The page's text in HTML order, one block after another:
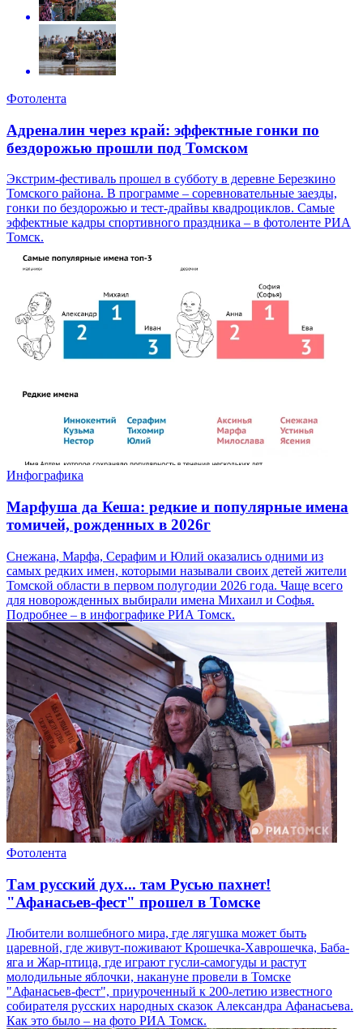
Фотолента
Адреналин через край: эффектные гонки по
бездорожью прошли под Томском
Экстрим-фестиваль прошел в субботу в деревне Березкино
Томского района. В программе – соревновательные заезды,
гонки по бездорожью и тест-драйвы квадроциклов. Самые
эффектные кадры спортивного праздника – в фотоленте РИА
Томск.
Инфографика
Марфуша да Кеша: редкие и популярные имена
томичей, рожденных в 2026г
Снежана, Марфа, Серафим и Юлий оказались одними из
самых редких имен, которыми называли своих детей жители
Томской области в первом полугодии 2026 года. Чаще всего
для новорожденных выбирали имена Михаил и Софья.
Подробнее – в инфографике РИА Томск.
Фотолента
Там русский дух... там Русью пахнет!
"Афанасьев-фест" прошел в Томске
Любители волшебного мира, где лягушка может быть
царевной, где живут-поживают Крошечка-Хаврошечка, Баба-
яга и Жар-птица, где играют гусли-самогуды и растут
молодильные яблочки, накануне провели в Томске
"Афанасьев-фест", приуроченный к 200-летию известного
собирателя русских народных сказок Александра Афанасьева.
Как это было – на фото РИА Томск.